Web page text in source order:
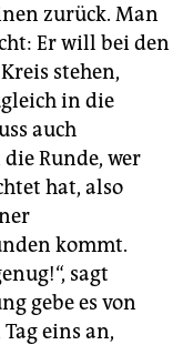
zurück. Man
Er will bei den
stehen,
in die
auch
Runde, wer
hat, also
kommt.
sagt
gebe es von
eins an,